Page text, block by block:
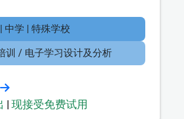
中学 | 特殊学校
训 / 电子学习设计及分析
| 现接受免费试用